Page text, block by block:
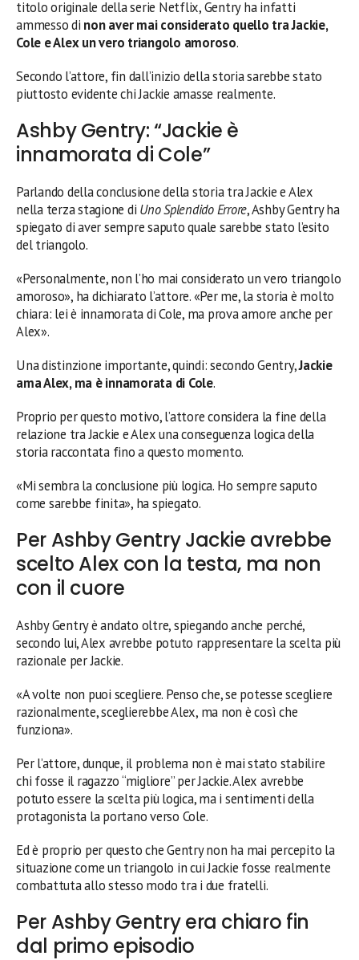
titolo originale della serie Netflix, Gentry ha infatti
ammesso di non aver mai considerato quello tra Jackie,
Cole e Alex un vero triangolo amoroso.
Secondo l’attore, fin dall’inizio della storia sarebbe stato
piuttosto evidente chi Jackie amasse realmente.
Ashby Gentry: “Jackie è
innamorata di Cole”
Parlando della conclusione della storia tra Jackie e Alex
nella terza stagione di Uno Splendido Errore, Ashby Gentry ha
spiegato di aver sempre saputo quale sarebbe stato l’esito
del triangolo.
«Personalmente, non l’ho mai considerato un vero triangolo
amoroso», ha dichiarato l’attore. «Per me, la storia è molto
chiara: lei è innamorata di Cole, ma prova amore anche per
Alex».
Una distinzione importante, quindi: secondo Gentry,Jackie
ama Alex, ma è innamorata di Cole.
Proprio per questo motivo, l’attore considera la fine della
relazione tra Jackie e Alex una conseguenza logica della
storia raccontata fino a questo momento.
«Mi sembra la conclusione più logica. Ho sempre saputo
come sarebbe finita», ha spiegato.
Per Ashby Gentry Jackie avrebbe
scelto Alex con la testa, ma non
con il cuore
Ashby Gentry è andato oltre, spiegando anche perché,
secondo lui, Alex avrebbe potuto rappresentare la scelta più
razionale per Jackie.
«A volte non puoi scegliere. Penso che, se potesse scegliere
razionalmente, sceglierebbe Alex, ma non è così che
funziona».
Per l’attore, dunque, il problema non è mai stato stabilire
chi fosse il ragazzo “migliore” per Jackie. Alex avrebbe
potuto essere la scelta più logica, ma i sentimenti della
protagonista la portano verso Cole.
Ed è proprio per questo che Gentry non ha mai percepito la
situazione come un triangolo in cui Jackie fosse realmente
combattuta allo stesso modo tra i due fratelli.
Per Ashby Gentry era chiaro fin
dal primo episodio